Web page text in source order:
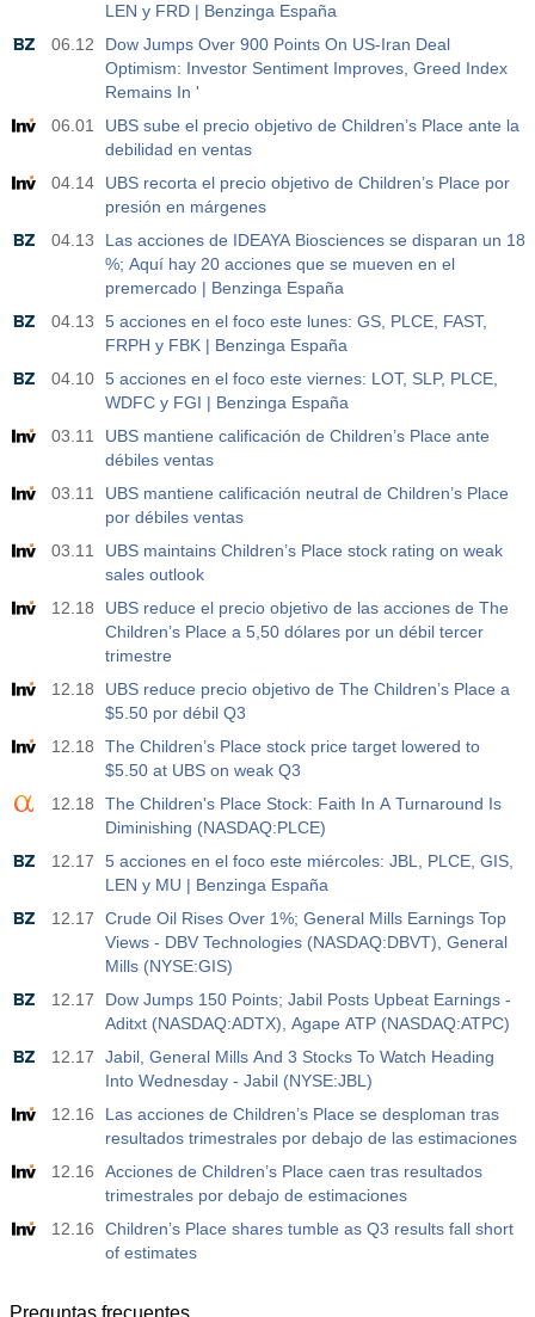
LEN y FRD | Benzinga España
06.12
Dow Jumps Over 900 Points On US-Iran Deal
Optimism: Investor Sentiment Improves, Greed Index
Remains In '
06.01
UBS sube el precio objetivo de Children’s Place ante la
debilidad en ventas
04.14
UBS recorta el precio objetivo de Children’s Place por
presión en márgenes
04.13
Las acciones de IDEAYA Biosciences se disparan un 18
%; Aquí hay 20 acciones que se mueven en el
premercado | Benzinga España
04.13
5 acciones en el foco este lunes: GS, PLCE, FAST,
FRPH y FBK | Benzinga España
04.10 5 acciones en el foco este viernes: LOT, SLP, PLCE,
WDFC y FGI | Benzinga España
03.11
UBS mantiene calificación de Children’s Place ante
débiles ventas
03.11
UBS mantiene calificación neutral de Children’s Place
por débiles ventas
03.11
UBS maintains Children’s Place stock rating on weak
sales outlook
12.18
UBS reduce el precio objetivo de las acciones de The
Children’s Place a 5,50 dólares por un débil tercer
trimestre
12.18
UBS reduce precio objetivo de The Children’s Place a
$5.50 por débil Q3
12.18
The Children’s Place stock price target lowered to
$5.50 at UBS on weak Q3
12.18
The Children's Place Stock: Faith In A Turnaround Is
Diminishing (NASDAQ:PLCE)
12.17
5 acciones en el foco este miércoles: JBL, PLCE, GIS,
LEN y MU | Benzinga España
12.17
Crude Oil Rises Over 1%; General Mills Earnings Top
Views - DBV Technologies (NASDAQ:DBVT), General
Mills (NYSE:GIS)
12.17
Dow Jumps 150 Points; Jabil Posts Upbeat Earnings -
Aditxt (NASDAQ:ADTX), Agape ATP (NASDAQ:ATPC)
12.17
Jabil, General Mills And 3 Stocks To Watch Heading
Into Wednesday - Jabil (NYSE:JBL)
12.16
Las acciones de Children’s Place se desploman tras
resultados trimestrales por debajo de las estimaciones
12.16
Acciones de Children’s Place caen tras resultados
trimestrales por debajo de estimaciones
12.16
Children’s Place shares tumble as Q3 results fall short
of estimates
Preguntas frecuentes